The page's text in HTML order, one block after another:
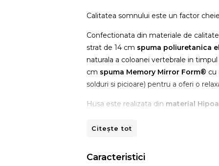
Calitatea somnului este un factor
Confectionata din materiale de
strat de 14 cm spuma poliuretanica
naturala a coloanei vertebrale in
cm spuma Memory Mirror Form® cu
solduri si picioare) pentru a oferi o
Husa este realizata din material
Structura speciala a spumei
Citește tot
Caracteristici